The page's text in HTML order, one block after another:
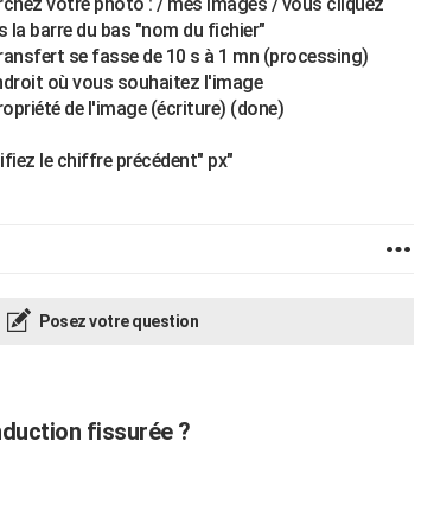
barre du bas "nom du fichier"
se fasse de 10 s à 1 mn (processing)
où vous souhaitez l'image
de l'image (écriture) (done)
le chiffre précédent" px"
Posez votre question
fissurée ?